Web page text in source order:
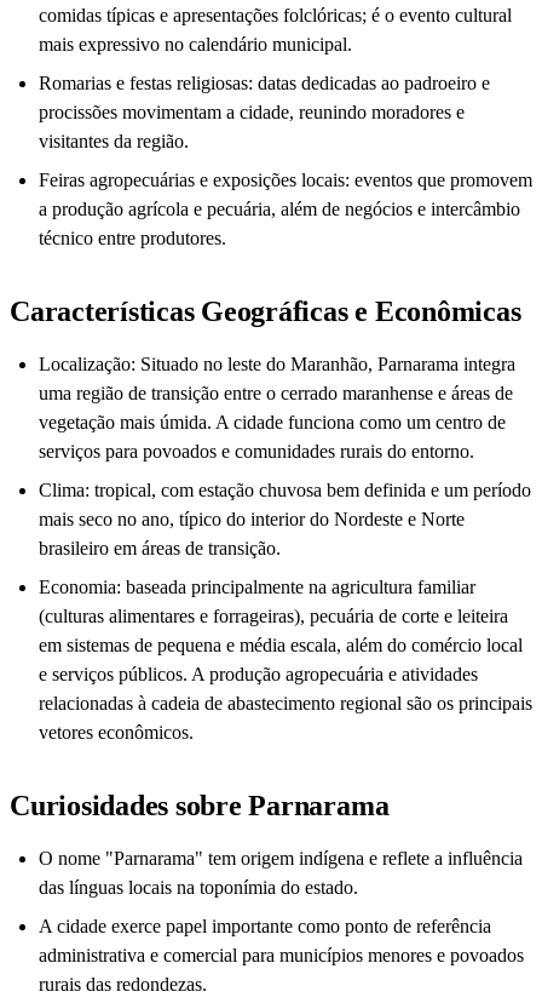
comidas típicas e apresentações folclóricas; é o evento cultural
mais expressivo no calendário municipal.
Romarias e festas religiosas: datas dedicadas ao padroeiro e
procissões movimentam a cidade, reunindo moradores e
visitantes da região.
Feiras agropecuárias e exposições locais: eventos que promovem
a produção agrícola e pecuária, além de negócios e intercâmbio
técnico entre produtores.
Características Geográficas e Econômicas
Localização: Situado no leste do Maranhão, Parnarama integra
uma região de transição entre o cerrado maranhense e áreas de
vegetação mais úmida. A cidade funciona como um centro de
serviços para povoados e comunidades rurais do entorno.
Clima: tropical, com estação chuvosa bem definida e um período
mais seco no ano, típico do interior do Nordeste e Norte
brasileiro em áreas de transição.
Economia: baseada principalmente na agricultura familiar
(culturas alimentares e forrageiras), pecuária de corte e leiteira
em sistemas de pequena e média escala, além do comércio local
e serviços públicos. A produção agropecuária e atividades
relacionadas à cadeia de abastecimento regional são os principais
vetores econômicos.
Curiosidades sobre Parnarama
O nome "Parnarama" tem origem indígena e reflete a influência
das línguas locais na toponímia do estado.
A cidade exerce papel importante como ponto de referência
administrativa e comercial para municípios menores e povoados
rurais das redondezas.